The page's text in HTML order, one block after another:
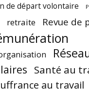
de départ volontaire
retraite Revue de
Santé au
au travail